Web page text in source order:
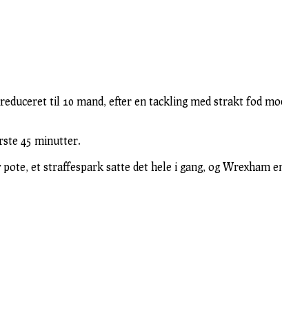
til 10 mand, efter en tackling med strakt fod
45 minutter.
et straffespark satte det hele i gang, og Wrexham